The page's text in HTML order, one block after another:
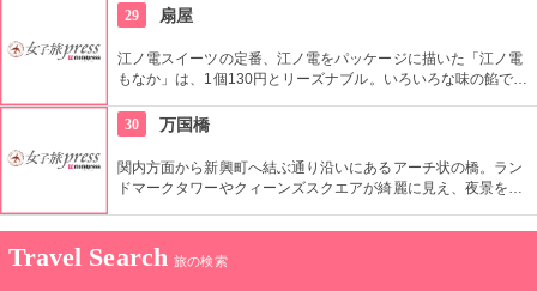
かのような楽しさ！ぜひ大自然の醍醐味をお楽しみください。
29 扇屋
江ノ電スイーツの定番、江ノ電をパッケージに描いた「江ノ電
もなか」は、1個130円とリーズナブル。いろいろな味の餡でつ
物、中身はスイーツという風変わりな「ひものサブレー」も。
30 万国橋
関内方面から新興町へ結ぶ通り沿いにあるアーチ状の橋。ラン
ドマークタワーやクィーンズスクエアが綺麗に見え、夜景を楽
ともあり、有名。
Travel Search 旅の検索